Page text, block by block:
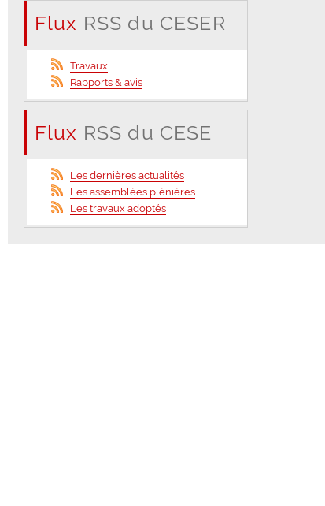
Flux RSS du CESER
Travaux
Rapports & avis
Flux RSS du CESE
Les dernières actualités
Les assemblées plénières
Les travaux adoptés